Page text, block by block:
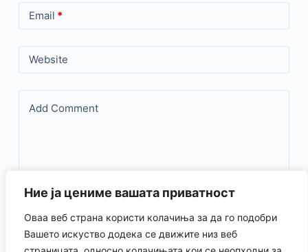
Ние ја цениме вашата приватност
Оваа веб страна користи колачиња за да го подобри
Вашето искуство додека се движите низ веб
Email *
Website
Add Comment
Save my name, email, and website in this browser for the